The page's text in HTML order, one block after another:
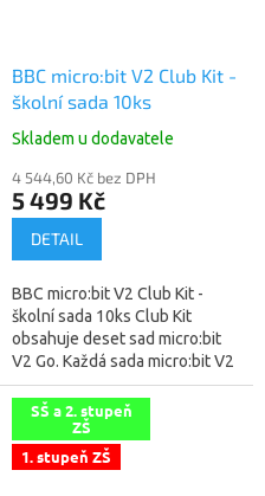
BBC micro:bit V2 Club Kit -
školní sada 10ks
Skladem u dodavatele
4 544,60 Kč bez DPH
5 499 Kč
DETAIL
BBC micro:bit V2 Club Kit -
školní sada 10ks Club Kit
obsahuje deset sad micro:bit
V2 Go. Každá sada micro:bit V2
Go vám poskytne vše, co pro
začátek potřebujete.
Obsahuje...
SŠ a 2. stupeň
ZŠ
1. stupeň ZŠ